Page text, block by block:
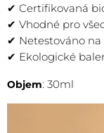
✔ Certifikovaná
✔ Vhodné pro
✔ Netestováno na
✔ Ekologické
Objem: 30ml